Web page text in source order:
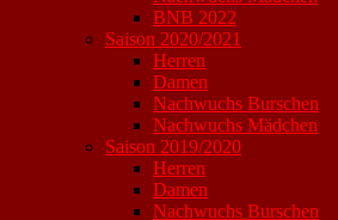
BNB 2022
Saison 2020/2021
Herren
Damen
Nachwuchs Burschen
Nachwuchs Mädchen
Saison 2019/2020
Herren
Damen
Nachwuchs Burschen